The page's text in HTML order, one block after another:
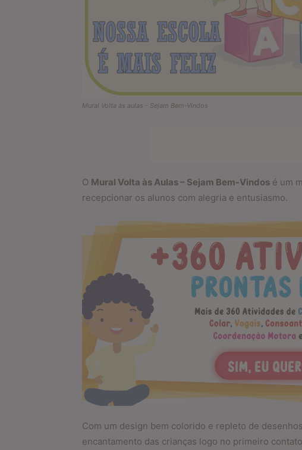
Mural Volta às aulas - Sejam Bem-Vindos
O Mural Volta às Aulas – Sejam Bem-Vindos é um
recepcionar os alunos com alegria e entusiasmo.
Com um design bem colorido e repleto de
encantamento das crianças logo no primeiro